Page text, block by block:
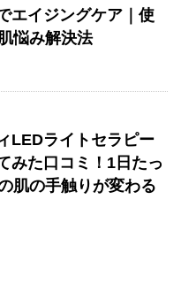
エイジングケア｜使
悩み解決法
LEDライトセラピー
みた口コミ！1日たっ
肌の手触りが変わる